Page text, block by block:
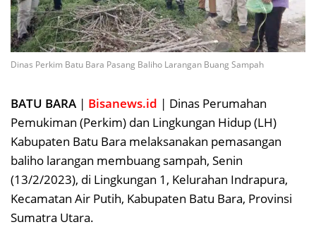
Dinas Perkim Batu Bara Pasang Baliho Larangan Buang Sampah
BATU BARA | Bisanews.id | Dinas Perumahan
Pemukiman (Perkim) dan Lingkungan Hidup (LH)
Kabupaten Batu Bara melaksanakan pemasangan
baliho larangan membuang sampah, Senin
(13/2/2023), di Lingkungan 1, Kelurahan Indrapura,
Kecamatan Air Putih, Kabupaten Batu Bara, Provinsi
Sumatra Utara.